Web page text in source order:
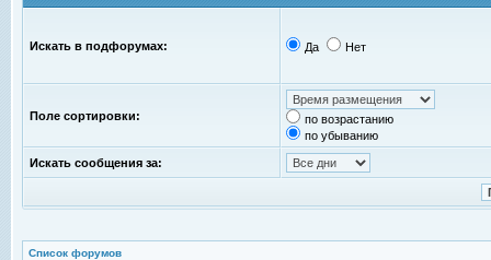
Искать в подфорумах: Да Нет
Поле сортировки:
по возрастанию
по убыванию
Искать сообщения за:
Список форумов